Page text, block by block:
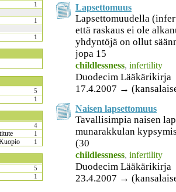
1
1
1
5
1
4
1
1
5
1
Lapsettomuus
Lapsettomuudella
että raskaus ei ole
yhdyntöjä on ollut
jopa 15
childlessness, infertility
Duodecim Lääkärikirja
17.4.2007 →
Naisen lapsettomuus
Tavallisimpia naisen
munarakkulan
(30
childlessness, infertility
Duodecim Lääkärikirja
23.4.2007 →